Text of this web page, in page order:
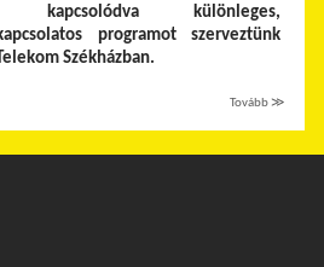
kapcsolódva különleges,
programot szerveztünk
Székházban.
Tovább ≫